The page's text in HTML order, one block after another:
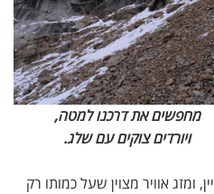
מחפשים את דרכנו למטה,
ויורדים צוקים עם שלג.
ומזג אוויר מצוין שעל כמותו רק